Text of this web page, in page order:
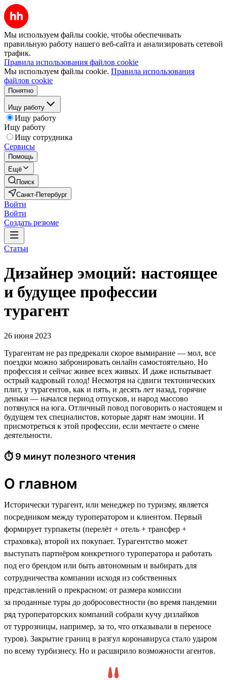
Мы используем файлы cookie, чтобы обеспечивать
правильную работу нашего веб-сайта и анализировать сетевой
трафик.
Правила использования файлов cookie
Мы используем файлы cookie. Правила использования
файлов cookie
Понятно
Ищу работу
Ищу работу
Ищу работу
Ищу сотрудника
Сервисы
Помощь
Ещё
Поиск
Санкт-Петербург
Войти
Войти
Создать резюме
Статьи
Дизайнер эмоций: настоящее
и будущее профессии
турагент
26 июня 2023
Турагентам не раз предрекали скорое вымирание — мол, все
поездки можно забронировать онлайн самостоятельно. Но
профессия и сейчас живее всех живых. И даже испытывает
острый кадровый голод! Несмотря на сдвиги тектонических
плит, у турагентов, как и пять, и десять лет назад, горячие
деньки — начался период отпусков, и народ массово
потянулся на юга. Отличный повод поговорить о настоящем и
будущем тех специалистов, которые дарят нам эмоции. И
присмотреться к этой профессии, если мечтаете о смене
деятельности.
⏱ 9 минут полезного чтения
О главном
Исторически турагент, или менеджер по туризму, является
посредником между туроператором и клиентом. Первый
формирует турпакеты (перелёт + отель + трансфер +
страховка), второй их покупает. Турагентство может
выступать партнёром конкретного туроператора и работать
под его брендом или быть автономным и выбирать для
сотрудничества компании исходя из собственных
представлений о прекрасном: от размера комиссии
за проданные туры до добросовестности (во время пандемии
ряд туроператорских компаний собрали кучу дизлайков
от туррозницы, например, за то, что отказывали в переносе
туров). Закрытие границ в разгул коронавируса стало ударом
по всему турбизнесу. Но и расширило возможности агентов.